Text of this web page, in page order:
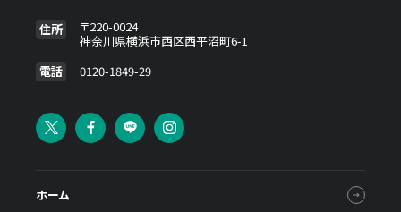
住所
〒220-0024
神奈川県横浜市西区西平沼町6-1
電話
0120-1849-29
ホーム